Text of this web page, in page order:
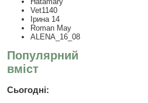
Vet1140
Ірина 14
Roman May
ALENA_16_08
Популярний
вміст
Сьогодні: